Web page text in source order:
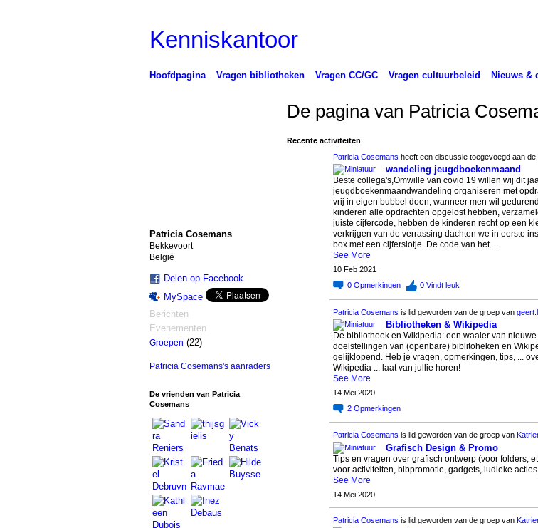
Kenniskantoor
Hoofdpagina Vragen bibliotheken Vragen CC/GC Vragen cultuurbeleid Nieuws &
Patricia Cosemans
Bekkevoort
België
Delen op Facebook
MySpace
Berichten
Evenementen
Groepen (22)
Patricia Cosemans's aanraders
De vrienden van Patricia
Cosemans
De pagina van Patricia
Recente activiteiten
Patricia Cosemans heeft een discussie toegevoegd aan de
wandeling jeugdboekenmaand
Beste collega's,Omwille van covid 19 willen wij dit
jeugdboekenmaandwandeling organiseren met
vrij in eigen bubbel doen, wanneer men wil
kinderen alle opdrachten opgelost hebben,
juiste cijfercode, hebben de kinderen recht op een
verkrijgen van de verrassing dachten we in eerste
box met een cijferslotje. De code van het…
See More
10 Feb 2021
0 Opmerkingen 0 Vindt leuk
Patricia Cosemans is lid geworden van de groep van
Bibliotheken & Wikipedia
De bibliotheek en Wikipedia: een waaier van
doelstellingen van (openbare) biblitoheken en
gelijklopend. Heb je vragen, opmerkingen, tips, ...
Wikipedia ... laat van jullie horen!
See More
14 Mei 2020
2 Opmerkingen
Patricia Cosemans is lid geworden van de groep van
Grafisch Design & Promo
Tips en vragen over grafisch ontwerp (voor folders,
voor activiteiten, bibpromotie, gadgets, ludieke
See More
14 Mei 2020
Patricia Cosemans is lid geworden van de groep van